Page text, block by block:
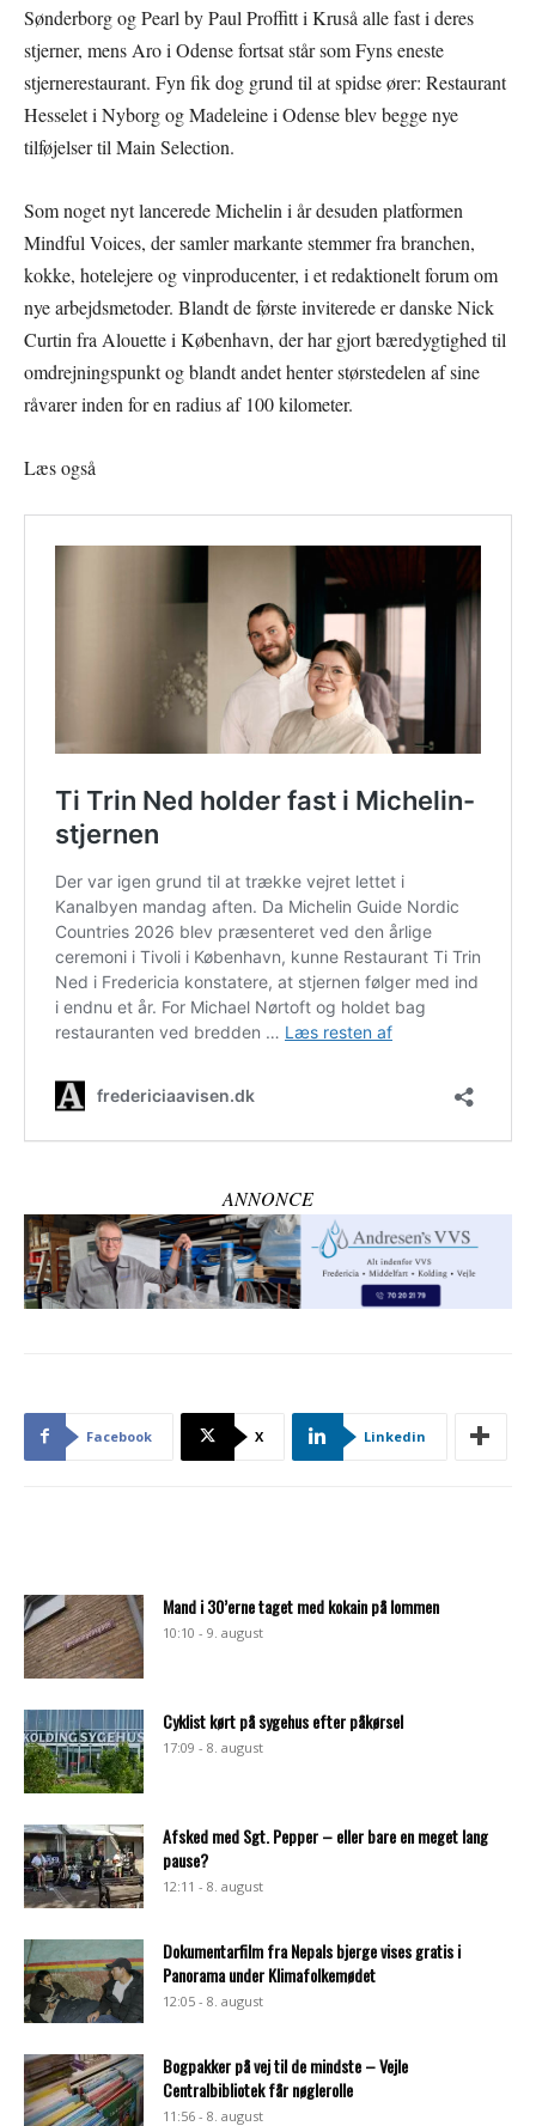
Sønderborg og Pearl by Paul Proffitt i Kruså alle fast i deres
stjerner, mens Aro i Odense fortsat står som Fyns eneste
stjernerestaurant. Fyn fik dog grund til at spidse ører: Restaurant
Hesselet i Nyborg og Madeleine i Odense blev begge nye
tilføjelser til Main Selection.
Som noget nyt lancerede Michelin i år desuden platformen
Mindful Voices, der samler markante stemmer fra branchen,
kokke, hotelejere og vinproducenter, i et redaktionelt forum om
nye arbejdsmetoder. Blandt de første inviterede er danske Nick
Curtin fra Alouette i København, der har gjort bæredygtighed til
omdrejningspunkt og blandt andet henter størstedelen af sine
råvarer inden for en radius af 100 kilometer.
Læs også
ANNONCE
Facebook X Linkedin
Mand i 30’erne taget med kokain på lommen
10:10 - 9. august
Cyklist kørt på sygehus efter påkørsel
17:09 - 8. august
Afsked med Sgt. Pepper – eller bare en meget lang
pause?
12:11 - 8. august
Dokumentarfilm fra Nepals bjerge vises gratis i
Panorama under Klimafolkemødet
12:05 - 8. august
Bogpakker på vej til de mindste – Vejle
Centralbibliotek får nøglerolle
11:56 - 8. august